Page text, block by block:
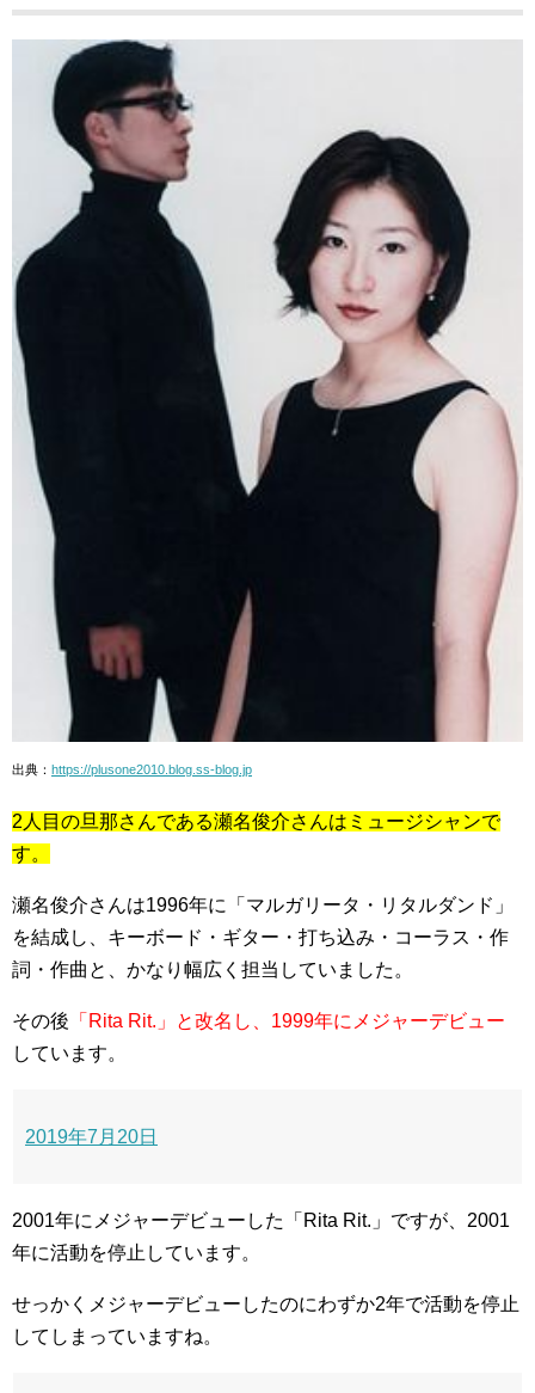
出典： https://plusone2010.blog.ss-blog.jp
2人目の旦那さんである瀬名俊介さんはミュージシャンで
す。
瀬名俊介さんは1996年に「マルガリータ・リタルダンド」
を結成し、キーボード・ギター・打ち込み・コーラス・作
詞・作曲と、かなり幅広く担当していました。
その後 「Rita Rit.」と改名し、1999年にメジャーデビュー
しています。
2019年7月20日
2001年にメジャーデビューした「Rita Rit.」ですが、2001
年に活動を停止しています。
せっかくメジャーデビューしたのにわずか2年で活動を停止
してしまっていますね。